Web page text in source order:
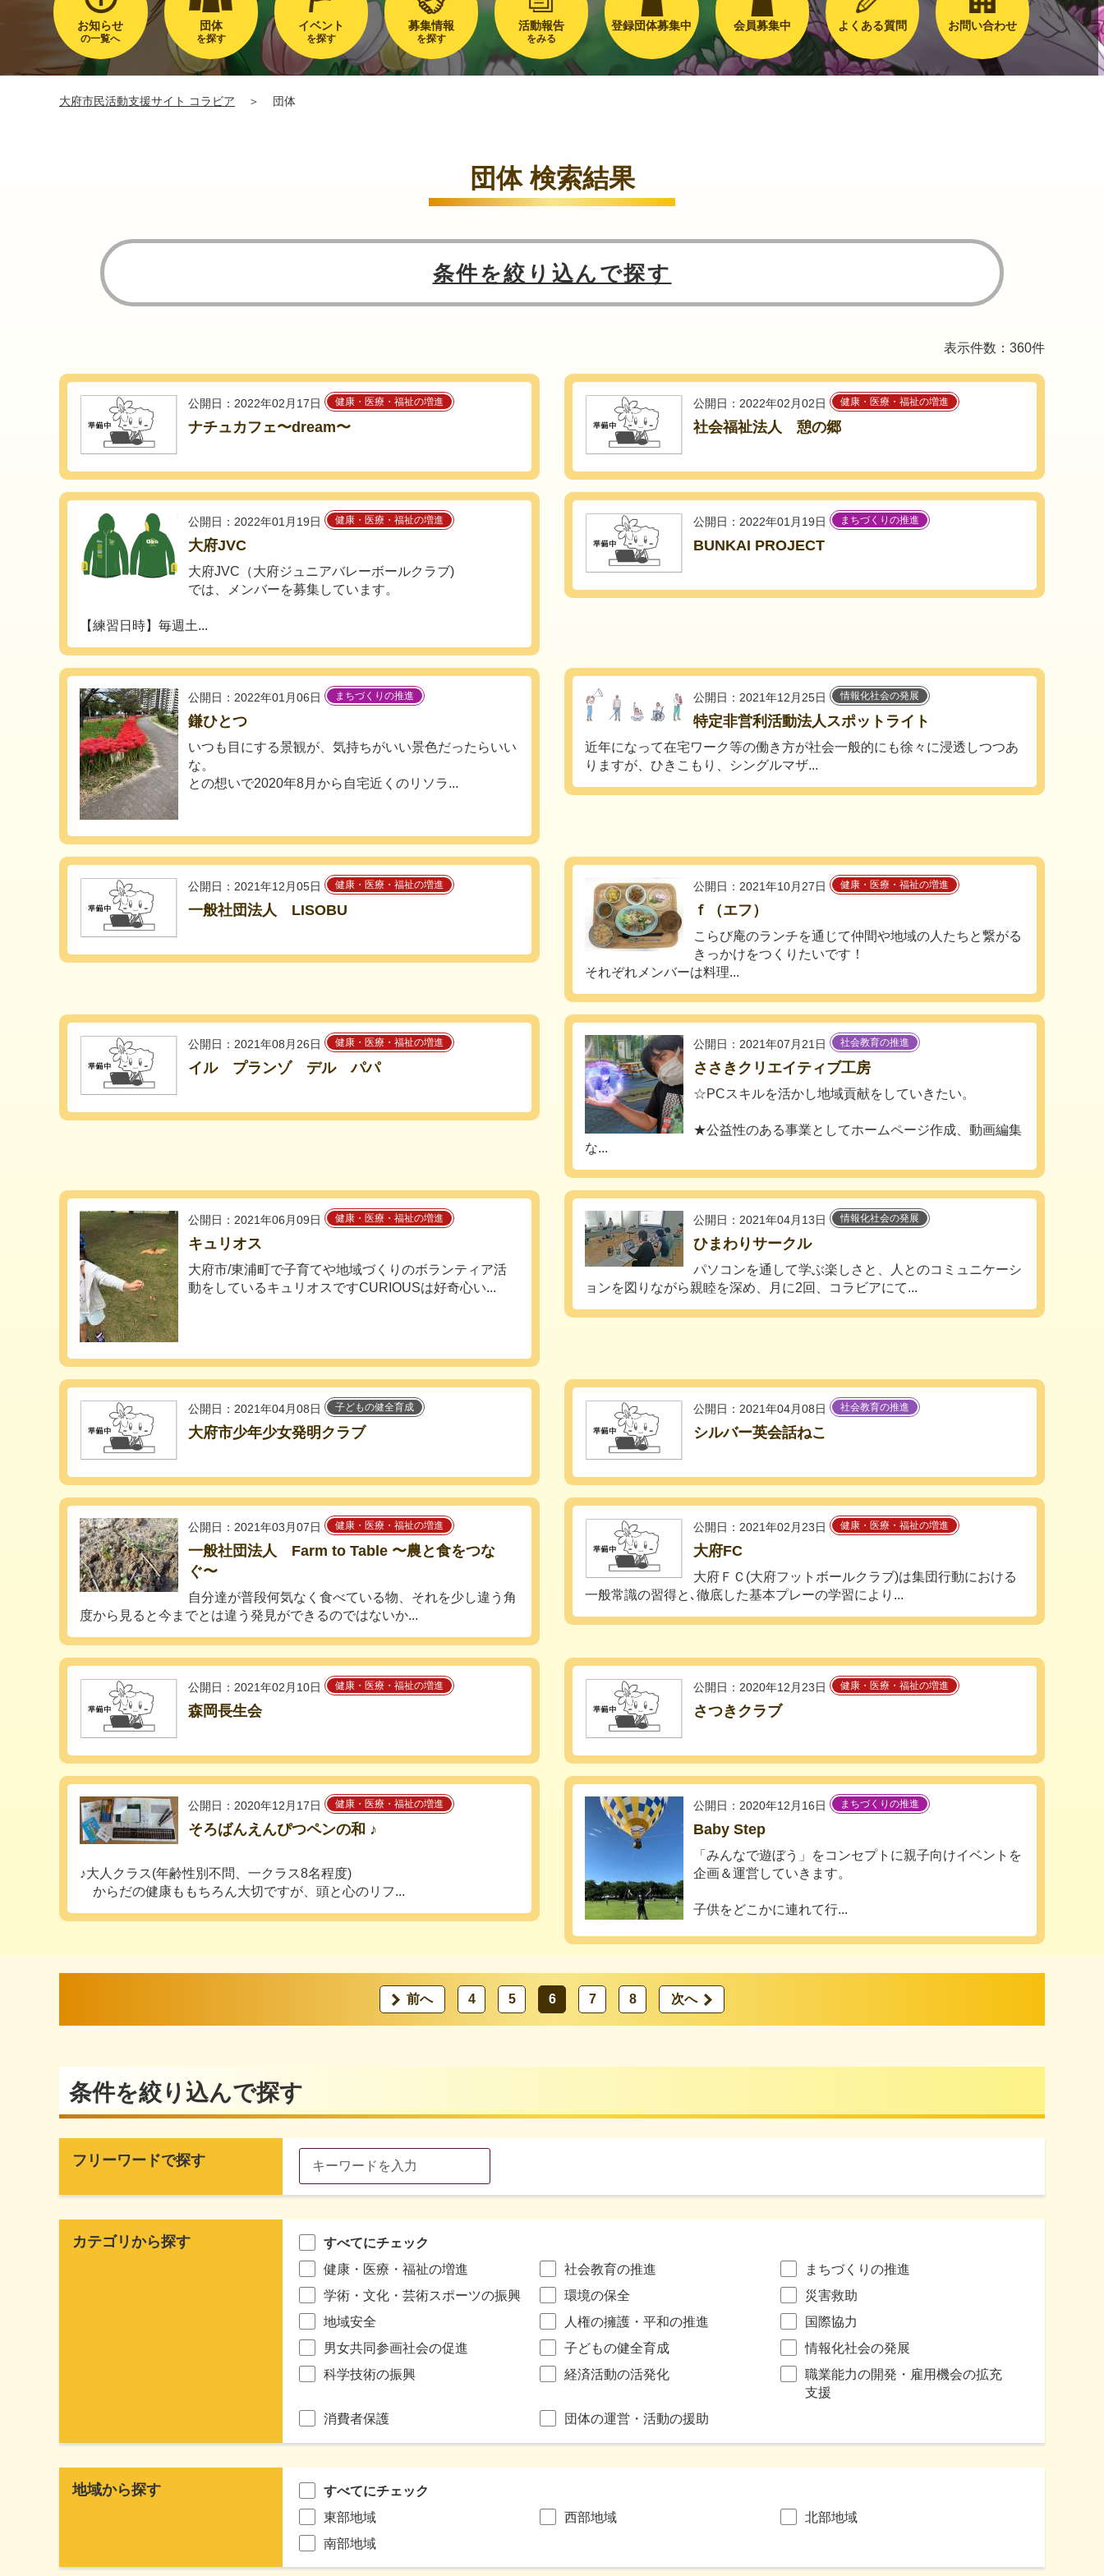
お知らせ
の一覧へ
団体
を探す
イベント
を探す
募集情報
を探す
活動報告
をみる
登録団体募集中 会員募集中 よくある質問 お問い合わせ
大府市民活動支援サイト コラビア ＞ 団体
団体 検索結果
条件を絞り込んで探す
表示件数：360件
公開日：2022年02月17日 健康・医療・福祉の増進
ナチュカフェ〜dream〜
公開日：2022年02月02日 健康・医療・福祉の増進
社会福祉法人 憩の郷
公開日：2022年01月19日 健康・医療・福祉の増進
大府JVC
大府JVC（大府ジュニアバレーボールクラブ)
では、メンバーを募集しています。
【練習日時】毎週土...
公開日：2022年01月19日 まちづくりの推進
BUNKAI PROJECT
公開日：2022年01月06日 まちづくりの推進
鎌ひとつ
いつも目にする景観が、気持ちがいい景色だったらいい
な。
との想いで2020年8月から自宅近くのリソラ...
公開日：2021年12月25日 情報化社会の発展
特定非営利活動法人スポットライト
近年になって在宅ワーク等の働き方が社会一般的にも徐々に浸透しつつあ
りますが、ひきこもり、シングルマザ...
公開日：2021年12月05日 健康・医療・福祉の増進
一般社団法人 LISOBU
公開日：2021年10月27日 健康・医療・福祉の増進
ｆ（エフ）
こらび庵のランチを通じて仲間や地域の人たちと繋がる
きっかけをつくりたいです！
それぞれメンバーは料理...
公開日：2021年08月26日 健康・医療・福祉の増進
イル プランゾ デル パパ
公開日：2021年07月21日 社会教育の推進
ささきクリエイティブ工房
☆PCスキルを活かし地域貢献をしていきたい。
★公益性のある事業としてホームページ作成、動画編集
な...
公開日：2021年06月09日 健康・医療・福祉の増進
キュリオス
大府市/東浦町で子育てや地域づくりのボランティア活
動をしているキュリオスですCURIOUSは好奇心い...
公開日：2021年04月13日 情報化社会の発展
ひまわりサークル
パソコンを通して学ぶ楽しさと、人とのコミュニケーシ
ョンを図りながら親睦を深め、月に2回、コラビアにて...
公開日：2021年04月08日 子どもの健全育成
大府市少年少女発明クラブ
公開日：2021年04月08日 社会教育の推進
シルバー英会話ねこ
公開日：2021年03月07日 健康・医療・福祉の増進
一般社団法人 Farm to Table 〜農と食をつな
ぐ〜
自分達が普段何気なく食べている物、それを少し違う角
度から見ると今までとは違う発見ができるのではないか...
公開日：2021年02月23日 健康・医療・福祉の増進
大府FC
大府ＦＣ(大府フットボールクラブ)は集団行動における
一般常識の習得と､徹底した基本プレーの学習により...
公開日：2021年02月10日 健康・医療・福祉の増進
森岡長生会
公開日：2020年12月23日 健康・医療・福祉の増進
さつきクラブ
公開日：2020年12月17日 健康・医療・福祉の増進
そろばんえんぴつペンの和 ♪
♪大人クラス(年齢性別不問、一クラス8名程度)
からだの健康ももちろん大切ですが、頭と心のリフ...
公開日：2020年12月16日 まちづくりの推進
Baby Step
「みんなで遊ぼう」をコンセプトに親子向けイベントを
企画＆運営していきます。
子供をどこかに連れて行...
前へ 4 5 6 7 8 次へ
条件を絞り込んで探す
フリーワードで探す
カテゴリから探す
すべてにチェック
健康・医療・福祉の増進
社会教育の推進
まちづくりの推進
学術・文化・芸術スポーツの振興
環境の保全
災害救助
地域安全
人権の擁護・平和の推進
国際協力
男女共同参画社会の促進
子どもの健全育成
情報化社会の発展
科学技術の振興
経済活動の活発化
職業能力の開発・雇用機会の拡充
支援
消費者保護
団体の運営・活動の援助
地域から探す
すべてにチェック
東部地域
西部地域
北部地域
南部地域